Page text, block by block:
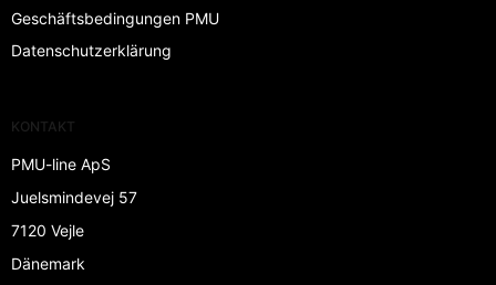
Geschäftsbedingungen PMU
Datenschutzerklärung
KONTAKT
PMU-line ApS
Juelsmindevej 57
7120 Vejle
Dänemark